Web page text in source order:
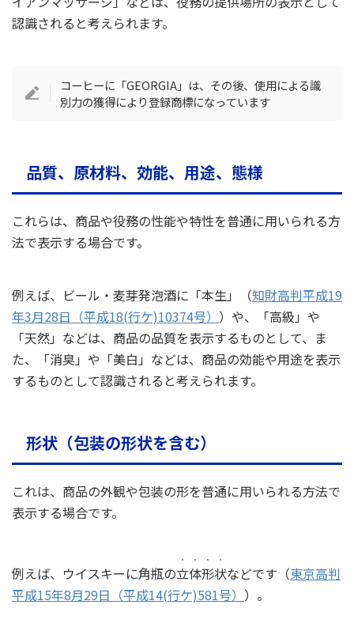
認識されると考えられます。
コーヒーに「GEORGIA」は、その後、使用による識
別力の獲得により登録商標になっています
品質、原材料、効能、用途、態様
これらは、商品や役務の性能や特性を普通に用いられる方
法で表示する場合です。
例えば、ビール・麦芽発泡酒に「本生」（知財高判平成19
年3月28日（平成18(行ケ)10374号） ）や、「高級」や
「天然」などは、商品の品質を表示するものとして、ま
た、「消臭」や「美白」などは、商品の効能や用途を表示
するものとして認識されると考えられます。
形状（包装の形状を含む）
これは、商品の外観や包装の形を普通に用いられる方法で
表示する場合です。
例えば、ウイスキーに角瓶の立体形状
・・・・
などです（東京高判
平成15年8月29日（平成14(行ケ)581号） ）。